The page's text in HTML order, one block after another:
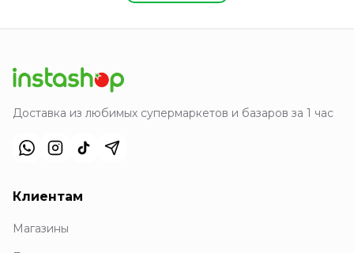
Доставка из любимых супермаркетов и базаров за 1 час
Клиентам
Магазины